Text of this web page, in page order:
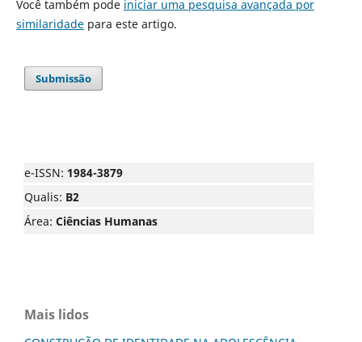
Você também pode iniciar uma pesquisa avançada por
similaridadepara este artigo.
Submissão
e-ISSN: 1984-3879
Qualis: B2
Área: Ciências Humanas
Mais lidos